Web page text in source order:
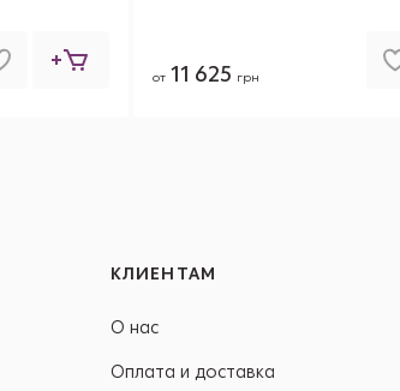
от 11 625 грн
КЛИЕНТАМ
О нас
Оплата и доставка